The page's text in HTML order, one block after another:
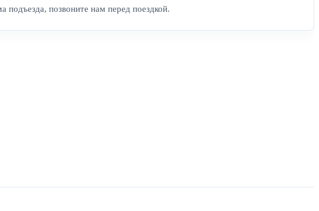
подъезда, позвоните нам перед поездкой.